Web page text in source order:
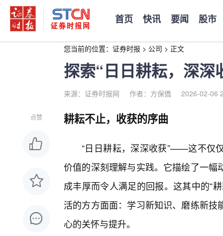
首页 快讯 要闻 股市
您当前的位置： 证券时报 > 公司 > 正文
探索“日日耕耘，深深
来源：证券时报网 作者：方保僑 2026-02-06
点赞 耕耘不止，收获的序曲
“日日耕耘，深深收获”——这不仅
价值的深刻理解与实践。它描绘了一
成丰厚而令人满足的回报。这其中的“
活的方方面面：学习新知识、磨练新
心的关怀与提升。